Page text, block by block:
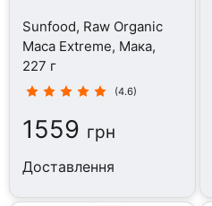
Sunfood, Raw Organic
Maca Extreme, Мака,
227 г
(4.6)
1559 грн
Доставлення